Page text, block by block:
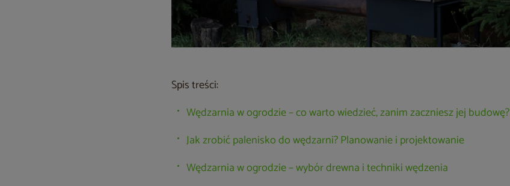
Spis treści:
Wędzarnia w ogrodzie – co warto wiedzieć, zanim zaczniesz jej budowę?
Jak zrobić palenisko do wędzarni? Planowanie i projektowanie
Wędzarnia w ogrodzie – wybór drewna i techniki wędzenia